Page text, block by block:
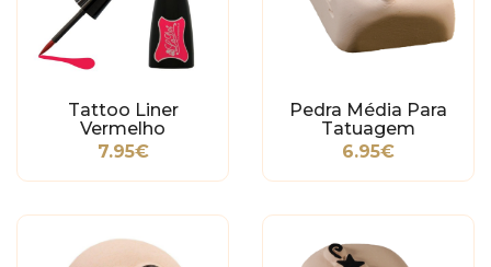
Tattoo Liner
Vermelho
7.95€
Pedra Média Para
Tatuagem
Temporária - Flor
6.95€